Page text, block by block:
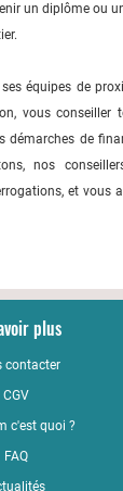
un diplôme ou
ses équipes de
vous conseiller
démarches de
nos
et vous
plus
contacter
CGV
c'est quoi ?
FAQ